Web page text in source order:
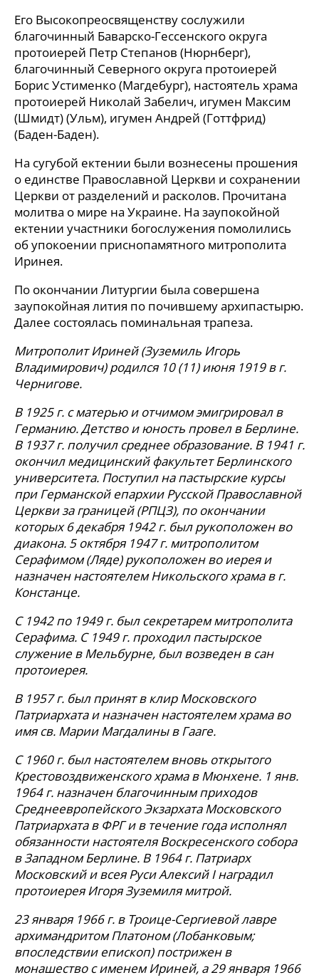
Его Высокопреосвященству сослужили
благочинный Баварско-Гессенского округа
протоиерей Петр Степанов (Нюрнберг),
благочинный Северного округа протоиерей
Борис Устименко (Магдебург), настоятель храма
протоиерей Николай Забелич, игумен Максим
(Шмидт) (Ульм), игумен Андрей (Готтфрид)
(Баден-Баден).
На сугубой ектении были вознесены прошения
о единстве Православной Церкви и сохранении
Церкви от разделений и расколов. Прочитана
молитва о мире на Украине. На заупокойной
ектении участники богослужения помолились
об упокоении приснопамятного митрополита
Иринея.
По окончании Литургии была совершена
заупокойная лития по почившему архипастырю.
Далее состоялась поминальная трапеза.
Митрополит Ириней (Зуземиль Игорь
Владимирович) родился 10 (11) июня 1919 в г.
Чернигове.
В 1925 г. с матерью и отчимом эмигрировал в
Германию. Детство и юность провел в Берлине.
В 1937 г. получил среднее образование. В 1941 г.
окончил медицинский факультет Берлинского
университета. Поступил на пастырские курсы
при Германской епархии Русской Православной
Церкви за границей (РПЦЗ), по окончании
которых 6 декабря 1942 г. был рукоположен во
диакона. 5 октября 1947 г. митрополитом
Серафимом (Ляде) рукоположен во иерея и
назначен настоятелем Никольского храма в г.
Констанце.
С 1942 по 1949 г. был секретарем митрополита
Серафима. С 1949 г. проходил пастырское
служение в Мельбурне, был возведен в сан
протоиерея.
В 1957 г. был принят в клир Московского
Патриархата и назначен настоятелем храма во
имя св. Марии Магдалины в Гааге.
С 1960 г. был настоятелем вновь открытого
Крестовоздвиженского храма в Мюнхене. 1 янв.
1964 г. назначен благочинным приходов
Среднеевропейского Экзархата Московского
Патриархата в ФРГ и в течение года исполнял
обязанности настоятеля Воскресенского собора
в Западном Берлине. В 1964 г. Патриарх
Московский и всея Руси Алексий I наградил
протоиерея Игоря Зуземиля митрой.
23 января 1966 г. в Троице-Сергиевой лавре
архимандритом Платоном (Лобанковым;
впоследствии епископ) пострижен в
монашество с именем Ириней, а 29января 1966